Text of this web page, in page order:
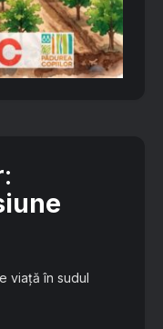
:
viață în sudul